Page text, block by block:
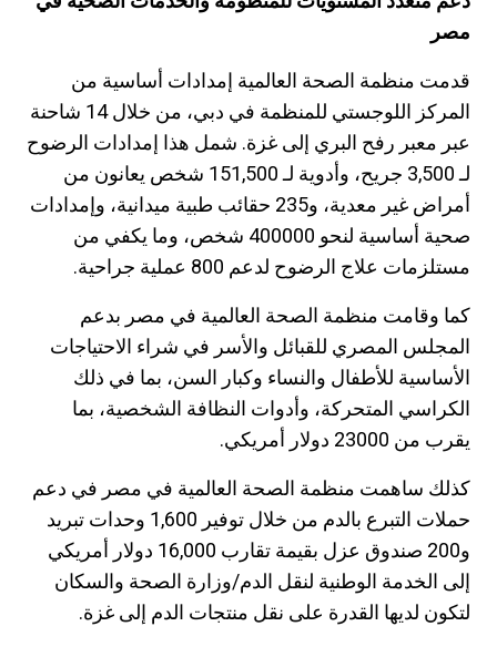
مصر
قدمت منظمة الصحة العالمية إمدادات أساسية من
المركز اللوجستي للمنظمة في دبي، من خلال 14 شاحنة
عبر معبر رفح البري إلى غزة. شمل هذا إمدادات الرضوح
لـ 3,500 جريح، وأدوية لـ 151,500 شخص يعانون من
أمراض غير معدية، و235 حقائب طبية ميدانية، وإمدادات
صحية أساسية لنحو 400000 شخص، وما يكفي من
مستلزمات علاج الرضوح لدعم 800 عملية جراحية.
كما وقامت منظمة الصحة العالمية في مصر بدعم
المجلس المصري للقبائل والأسر في شراء الاحتياجات
الأساسية للأطفال والنساء وكبار السن، بما في ذلك
الكراسي المتحركة، وأدوات النظافة الشخصية، بما
يقرب من 23000 دولار أمريكي.
كذلك ساهمت منظمة الصحة العالمية في مصر في دعم
حملات التبرع بالدم من خلال توفير 1,600 وحدات تبريد
و200 صندوق عزل بقيمة تقارب 16,000 دولار أمريكي
إلى الخدمة الوطنية لنقل الدم/وزارة الصحة والسكان
لتكون لديها القدرة على نقل منتجات الدم إلى غزة.